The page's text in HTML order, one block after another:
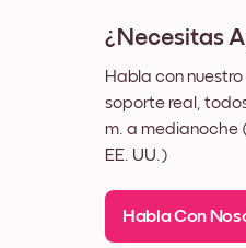
¿Necesitas
Habla con
soporte real,
m. a medianoche
EE. UU.)
Habla Con